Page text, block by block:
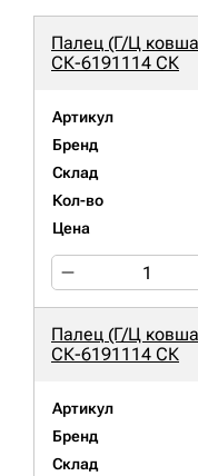
Палец (Г/Ц
СК-6191114 СК
Артикул
Бренд
Склад
Кол-во
Цена
Палец (Г/Ц
СК-6191114 СК
Артикул
Бренд
Склад